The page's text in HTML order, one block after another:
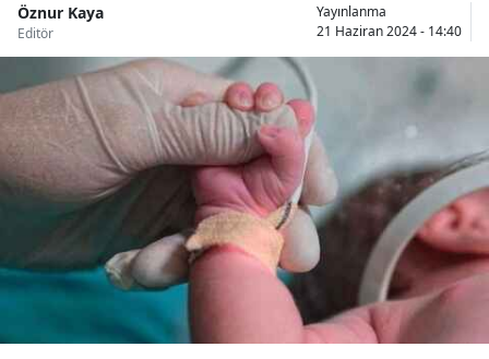
Bitlis
Burdur
Bursa
Çanakkale
Çankırı
Çorum
Denizli
Öznur Kaya
Editör
Yayınlanma
21 Haziran 2024 - 14:40